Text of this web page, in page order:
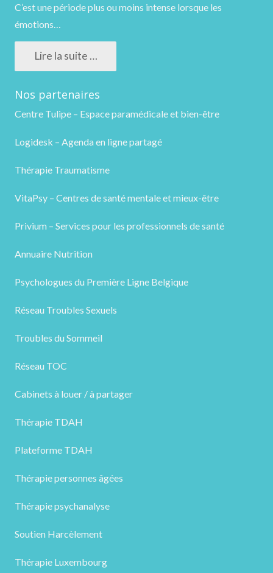
C’est une période plus ou moins intense lorsque les
émotions…
Lire la suite …
Nos partenaires
Centre Tulipe – Espace paramédicale et bien-être
Logidesk – Agenda en ligne partagé
Thérapie Traumatisme
VitaPsy – Centres de santé mentale et mieux-être
Privium – Services pour les professionnels de santé
Annuaire Nutrition
Psychologues du Première Ligne Belgique
Réseau Troubles Sexuels
Troubles du Sommeil
Réseau TOC
Cabinets à louer / à partager
Thérapie TDAH
Plateforme TDAH
Thérapie personnes âgées
Thérapie psychanalyse
Soutien Harcèlement
Thérapie Luxembourg